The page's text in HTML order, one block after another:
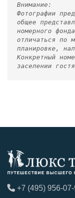
Внимание:
Фотографии
общее
номерного
отличаться по
планировке,
Конкретный
заселении
+7 (495) 956-